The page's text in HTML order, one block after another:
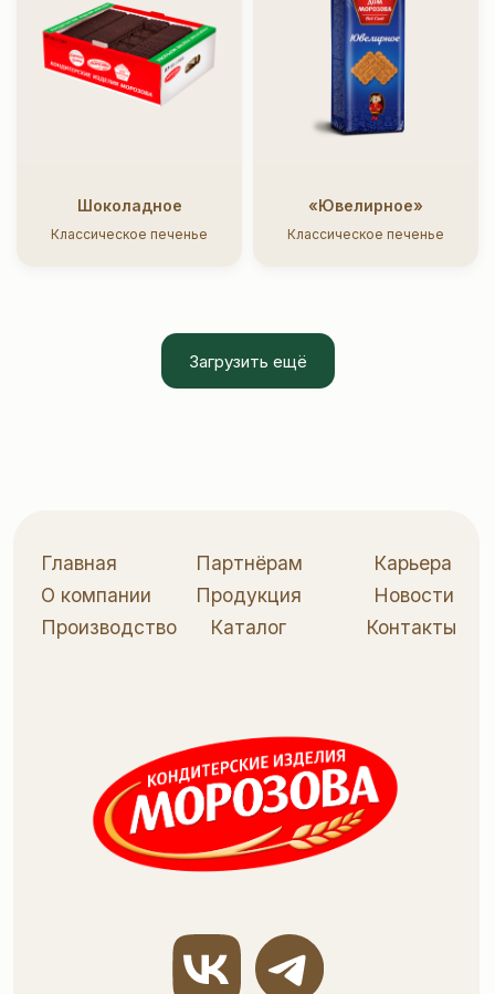
Шоколадное
Классическое печенье
«Ювелирное»
Классическое печенье
Загрузить ещё